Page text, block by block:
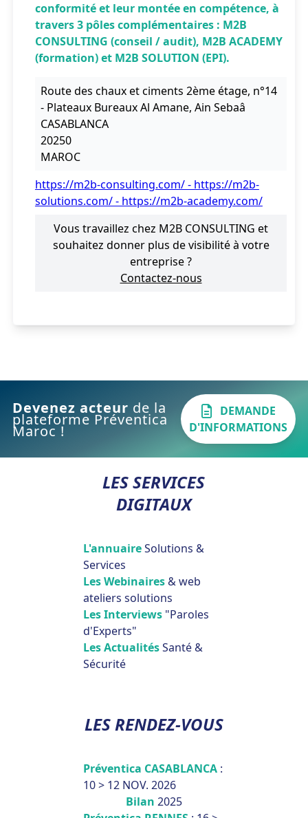
conformité et leur montée en compétence, à
travers 3 pôles complémentaires : M2B
CONSULTING (conseil / audit), M2B ACADEMY
(formation) et M2B SOLUTION (EPI).
Route des chaux et ciments 2ème étage, n°14
- Plateaux Bureaux Al Amane, Ain Sebaâ
CASABLANCA
20250
MAROC
https://m2b-consulting.com/ - https://m2b-
solutions.com/ - https://m2b-academy.com/
Vous travaillez chez M2B CONSULTING et
souhaitez donner plus de visibilité à votre
entreprise ?
Contactez-nous
Devenez acteur de la
plateforme Préventica
Maroc !
DEMANDE
D'INFORMATIONS
LES SERVICES
DIGITAUX
L'annuaireSolutions &
Services
Les Webinaires& web
ateliers solutions
Les Interviews "Paroles
d'Experts"
Les ActualitésSanté &
Sécurité
LES RENDEZ-VOUS
Préventica CASABLANCA :
10 > 12 NOV. 2026
Bilan 2025